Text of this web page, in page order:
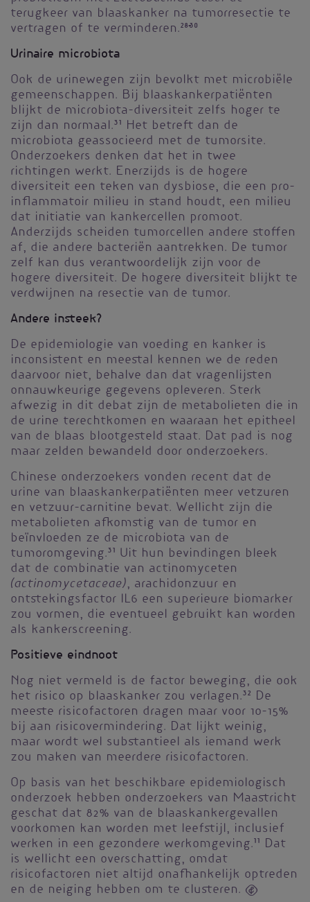
terugkeer van blaaskanker na tumorresectie te
vertragen of te verminderen.28-30
Urinaire microbiota
Ook de urinewegen zijn bevolkt met microbiële
gemeenschappen. Bij blaaskankerpatiënten
blijkt de microbiota-diversiteit zelfs hoger te
zijn dan normaal.31 Het betreft dan de
microbiota geassocieerd met de tumorsite.
Onderzoekers denken dat het in twee
richtingen werkt. Enerzijds is de hogere
diversiteit een teken van dysbiose, die een pro-
inflammatoir milieu in stand houdt, een milieu
dat initiatie van kankercellen promoot.
Anderzijds scheiden tumorcellen andere stoffen
af, die andere bacteriën aantrekken. De tumor
zelf kan dus verantwoordelijk zijn voor de
hogere diversiteit. De hogere diversiteit blijkt te
verdwijnen na resectie van de tumor.
Andere insteek?
De epidemiologie van voeding en kanker is
inconsistent en meestal kennen we de reden
daarvoor niet, behalve dan dat vragenlijsten
onnauwkeurige gegevens opleveren. Sterk
afwezig in dit debat zijn de metabolieten die in
de urine terechtkomen en waaraan het epitheel
van de blaas blootgesteld staat. Dat pad is nog
maar zelden bewandeld door onderzoekers.
Chinese onderzoekers vonden recent dat de
urine van blaaskankerpatiënten meer vetzuren
en vetzuur-carnitine bevat. Wellicht zijn die
metabolieten afkomstig van de tumor en
beïnvloeden ze de microbiota van de
tumoromgeving.31 Uit hun bevindingen bleek
dat de combinatie van actinomyceten
(actinomycetaceae), arachidonzuur en
ontstekingsfactor IL6 een superieure biomarker
zou vormen, die eventueel gebruikt kan worden
als kankerscreening.
Positieve eindnoot
Nog niet vermeld is de factor beweging, die ook
het risico op blaaskanker zou verlagen.32 De
meeste risicofactoren dragen maar voor 10-15%
bij aan risicovermindering. Dat lijkt weinig,
maar wordt wel substantieel als iemand werk
zou maken van meerdere risicofactoren.
Op basis van het beschikbare epidemiologisch
onderzoek hebben onderzoekers van Maastricht
geschat dat 82% van de blaaskankergevallen
voorkomen kan worden met leefstijl, inclusief
werken in een gezondere werkomgeving.11 Dat
is wellicht een overschatting, omdat
risicofactoren niet altijd onafhankelijk optreden
en de neiging hebben om te clusteren. 